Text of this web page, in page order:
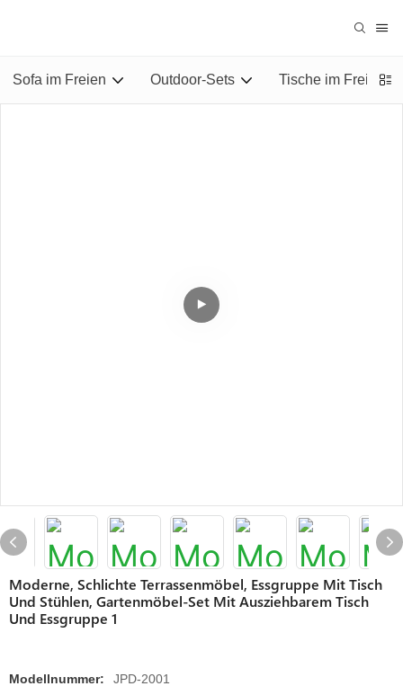
Sofa im Freien Outdoor-Sets Tische im Freien
Moderne, Schlichte Terrassenmöbel, Essgruppe Mit Tisch
Und Stühlen, Gartenmöbel-Set Mit Ausziehbarem Tisch
Und Essgruppe 1
Modellnummer: JPD-2001